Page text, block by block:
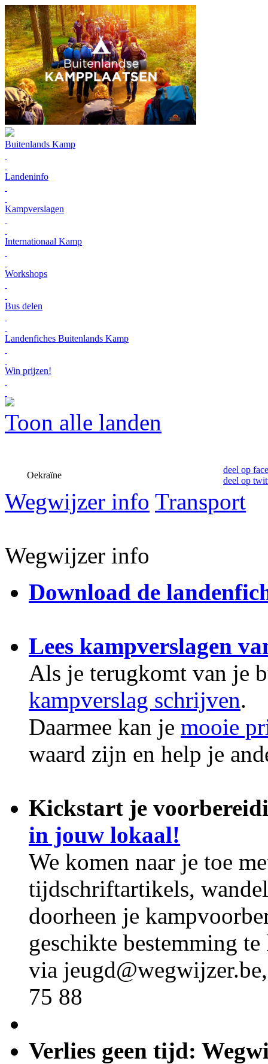
Buitenlands Kamp
Landeninfo
Kampverslagen
Internationaal Kamp
Workshops
Bus delen
Landenfiches Buitenlands Kamp
Win prijzen!
Toon alle landen
Oekraïne
deel op
deel op
Wegwijzer info Transport
Wegwijzer info
Download de
Lees kampverslagen
Als je terugkomt van je
kampverslag schrijven.
Daarmee kan je mooie
waard zijn en help je
Kickstart je
in jouw lokaal!
We komen naar je toe
tijdschriftartikels,
doorheen je
geschikte bestemming
via
75 88
Verlies geen tijd: